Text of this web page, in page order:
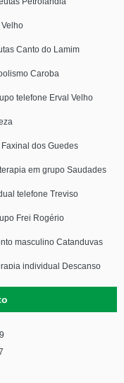
Canto do Lamim
Caroba
telefone Erval Velho
dos Guedes
em grupo Saudades
telefone Treviso
Frei Rogério
masculino Catanduvas
individual Descanso
Alta